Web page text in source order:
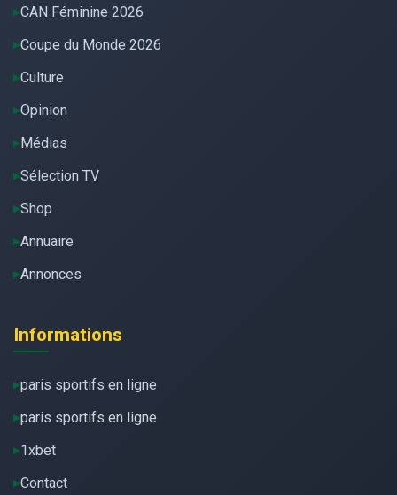
CAN Féminine 2026
Coupe du Monde 2026
Culture
Opinion
Médias
Sélection TV
Shop
Annuaire
Annonces
Informations
paris sportifs en ligne
paris sportifs en ligne
1xbet
Contact